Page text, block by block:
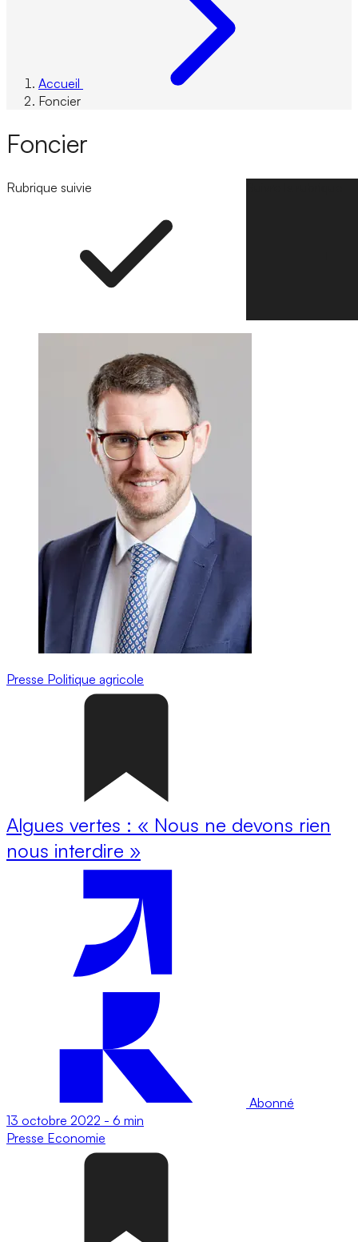
Accueil
Foncier
Foncier
Rubrique suivie
Presse Politique agricole
Algues vertes : « Nous ne devons rien
nous interdire »
Abonné
13 octobre 2022 - 6 min
Presse Economie